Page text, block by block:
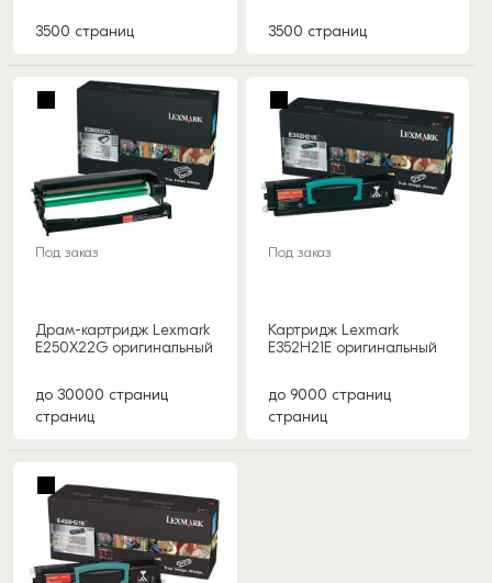
3500 страниц 3500 страниц
Под заказ
Драм-картридж Lexmark
E250X22G оригинальный
до 30000 страниц
страниц
Под заказ
Картридж Lexmark
E352H21E оригинальный
до 9000 страниц
страниц